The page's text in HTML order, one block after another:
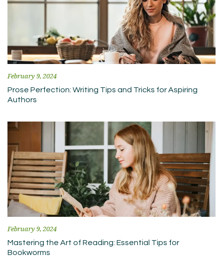
February 9, 2024
Prose Perfection: Writing Tips and Tricks for Aspiring
Authors
February 9, 2024
Mastering the Art of Reading: Essential Tips for
Bookworms